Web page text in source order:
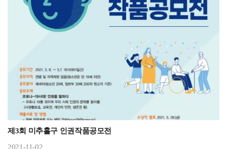
제3회 미추홀구 인권작품공모전
2021-11-02